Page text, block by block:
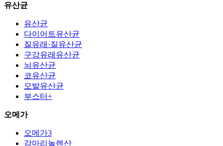
유산균
유산균
다이어트유산균
질유래·질유산균
구강유래유산균
뇌유산균
코유산균
모발유산균
부스터+
오메가
오메가3
감마리놀렌산